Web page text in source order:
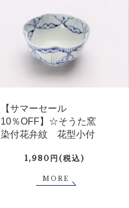
【サマーセール
10％OFF】☆そうた窯
染付花弁紋 花型小付
1,980円(税込)
MORE